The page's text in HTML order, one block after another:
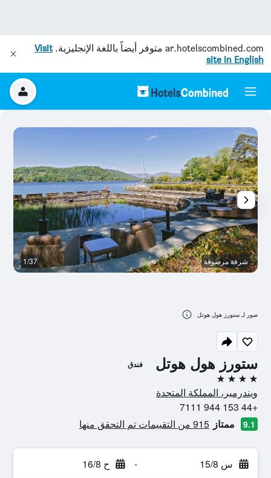
ar.hotelscombined.com متوفر أيضاً باللغة الإنجليزية.Visit
site in English
ستورز هول هوتل فندق
4 نجوم
ويندرمير، المملكة المتحدة
+44 153 944 7111
9.1 ممتاز 915 من التقييمات تم التحقق منها
س 15/8 - ح 16/8
شرفة مرصوفة 1/37
صور لـ ستورز هول هوتل